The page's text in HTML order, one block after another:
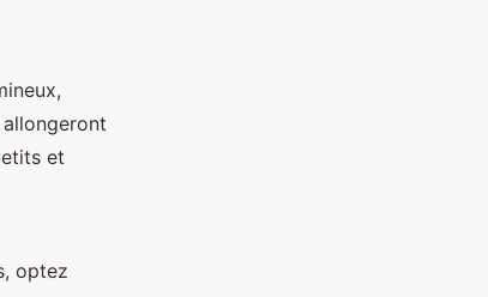
et
optez